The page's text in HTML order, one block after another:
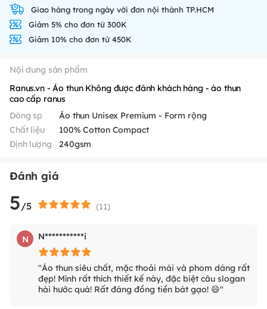
Giao hàng trong ngày với đơn nội thành TP.HCM
Giảm 5% cho đơn từ 300K
Giảm 10% cho đơn từ 450K
Nội dung sản phẩm
Ranus.vn - Áo thun Không được đánh khách hàng - áo thun
cao cấp ranus
Dòng sp
Áo thun Unisex Premium - Form rộng
Chất liệu
100% Cotton Compact
Định lượng
240gsm
Đánh giá
5/5 (11)
N N***********i
"Áo thun siêu chất, mặc thoải mái và phom dáng rất
đẹp! Mình rất thích thiết kế này, đặc biệt câu slogan
hài hước quá! Rất đáng đồng tiền bát gạo! 😄"